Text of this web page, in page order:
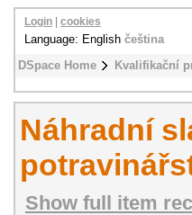
DSpace Home Kvalifikační
Login cookies
Language: English čeština
Náhradní
Show full item